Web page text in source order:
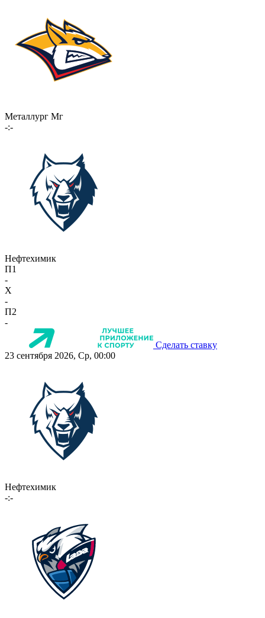
Металлург Мг
-:-
Нефтехимик
П1
-
X
-
П2
-
Сделать ставку
23 сентября 2026, Ср, 00:00
Нефтехимик
-:-